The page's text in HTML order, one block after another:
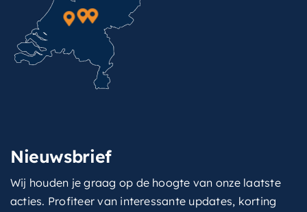
Nieuwsbrief
Wij houden je graag op de hoogte van onze laatste
acties. Profiteer van interessante updates, korting